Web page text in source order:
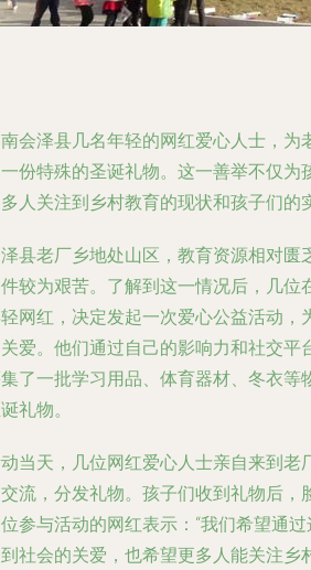
会泽县几名年轻的网红爱心人士，为
份特殊的圣诞礼物。这一善举不仅为
人关注到乡村教育的现状和孩子们的
县老厂乡地处山区，教育资源相对匮
较为艰苦。了解到这一情况后，几位
网红，决定发起一次爱心公益活动，
爱。他们通过自己的影响力和社交平
了一批学习用品、体育器材、冬衣等
礼物。
当天，几位网红爱心人士亲自来到老
流，分发礼物。孩子们收到礼物后，
参与活动的网红表示：“我们希望通
社会的关爱，也希望更多人能关注乡